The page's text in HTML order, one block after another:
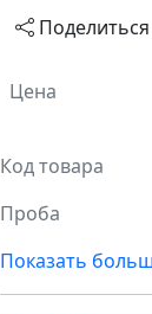
Поделиться
Цена
Код товара
Проба
Показать